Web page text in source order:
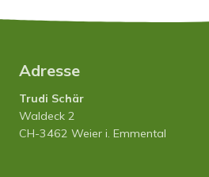
Adresse
Trudi Schär
Waldeck 2
CH-3462 Weier i. Emmental